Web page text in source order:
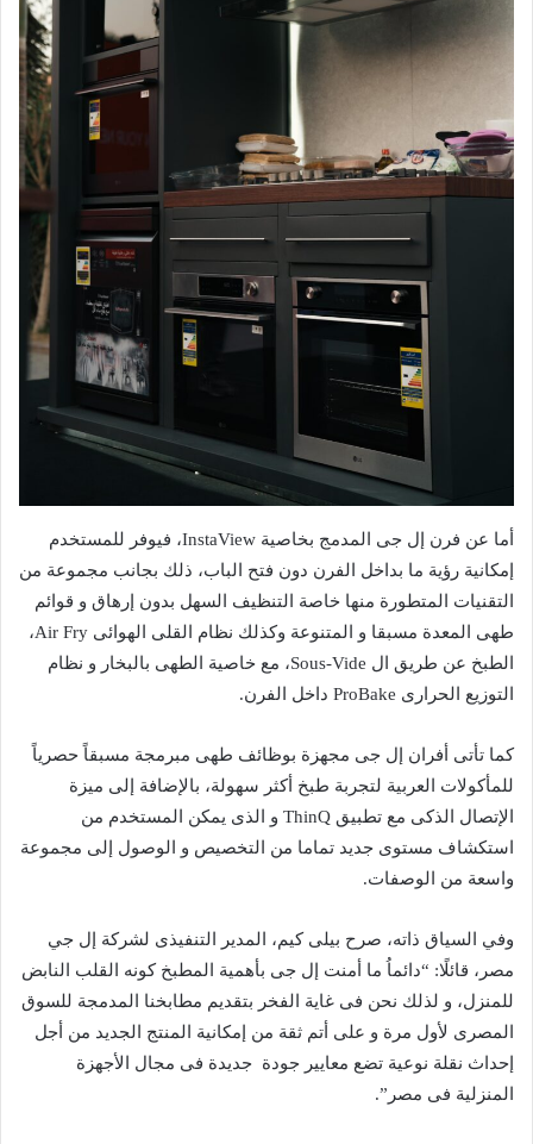
أما عن فرن إل جى المدمج بخاصية InstaView، فيوفر للمستخدم
إمكانية رؤية ما بداخل الفرن دون فتح الباب، ذلك بجانب مجموعة من
التقنيات المتطورة منها خاصة التنظيف السهل بدون إرهاق و قوائم
طهى المعدة مسبقا و المتنوعة وكذلك نظام القلى الهوائى Air Fry،
الطبخ عن طريق ال Sous-Vide، مع خاصية الطهى بالبخار و نظام
التوزيع الحرارى ProBake داخل الفرن.
كما تأتى أفران إل جى مجهزة بوظائف طهى مبرمجة مسبقاً حصرياً
للمأكولات العربية لتجربة طبخ أكثر سهولة، بالإضافة إلى ميزة
الإتصال الذكى مع تطبيق ThinQ و الذى يمكن المستخدم من
استكشاف مستوى جديد تماما من التخصيص و الوصول إلى مجموعة
واسعة من الوصفات.
وفي السياق ذاته، صرح بيلى كيم، المدير التنفيذى لشركة إل جي
مصر، قائلًا: “دائماُ ما أمنت إل جى بأهمية المطبخ كونه القلب النابض
للمنزل، و لذلك نحن فى غاية الفخر بتقديم مطابخنا المدمجة للسوق
المصرى لأول مرة و على أتم ثقة من إمكانية المنتج الجديد من أجل
إحداث نقلة نوعية تضع معايير جودة جديدة فى مجال الأجهزة
المنزلية فى مصر”.